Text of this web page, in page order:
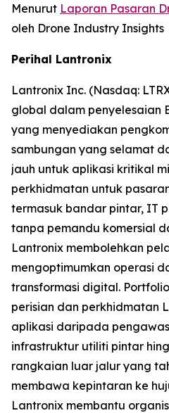
Menurut Laporan Pasaran
oleh Drone Industry Insights
Perihal Lantronix
Lantronix Inc. (Nasdaq:
global dalam penyelesaian
yang menyediakan
sambungan yang selamat
jauh untuk aplikasi kritikal
perkhidmatan untuk
termasuk bandar pintar, IT
tanpa pemandu komersial
Lantronix membolehkan
mengoptimumkan operasi
transformasi digital.
perisian dan perkhidmatan
aplikasi daripada
infrastruktur utiliti pintar
rangkaian luar jalur yang
membawa kepintaran ke
Lantronix membantu